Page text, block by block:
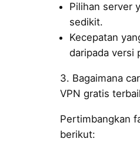
Pilihan server
sedikit.
Kecepatan
daripada versi
3. Bagaimana
VPN gratis
Pertimbangkan
berikut: